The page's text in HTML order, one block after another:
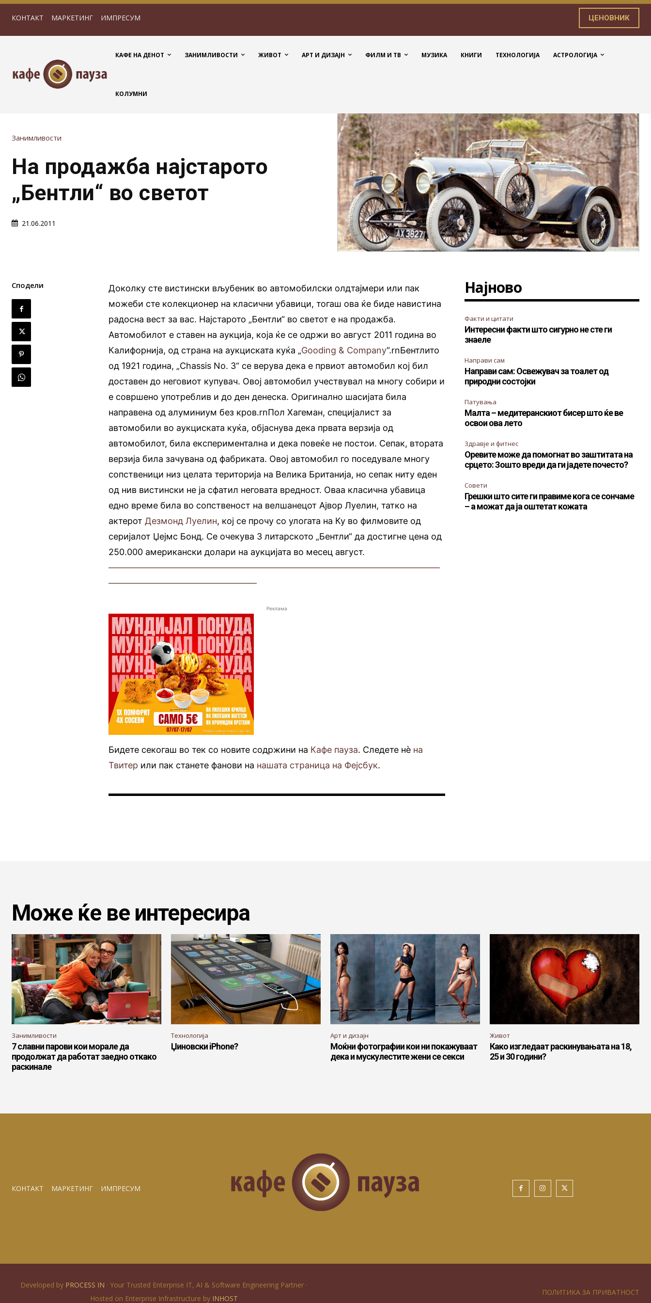
КОНТАКТ МАРКЕТИНГ ИМПРЕСУМ ЦЕНОВНИК
КАФЕ НА ДЕНОТ ЗАНИМЛИВОСТИ ЖИВОТ АРТ И ДИЗАЈН ФИЛМ И ТВ МУЗИКА КНИГИ ТЕХНОЛОГИЈА АСТРОЛОГИЈА
КОЛУМНИ
Занимливости
На продажба најстарото
„Бентли“ во светот
21.06.2011
Сподели
Доколку сте вистински вљубеник во автомобилски олдтајмери или пак
можеби сте колекционер на класични убавици, тогаш ова ќе биде навистина
радосна вест за вас. Најстарото „Бентли“ во светот е на продажба.
Автомобилот е ставен на аукција, која ќе се одржи во август 2011 година во
Калифорнија, од страна на аукциската куќа „Gooding & Company“.rnБентлито
од 1921 година, „Chassis No. 3“ се верува дека е првиот автомобил кој бил
доставен до неговиот купувач. Овој автомобил учествувал на многу собири и
е совршено употреблив и до ден денеска. Оригинално шасијата била
направена од алуминиум без кров.rnПол Хагеман, специјалист за
автомобили во аукциската куќа, објаснува дека првата верзија од
автомобилот, била експериментална и дека повеќе не постои. Сепак, втората
верзија била зачувана од фабриката. Овој автомобил го поседувале многу
сопственици низ целата територија на Велика Британија, но сепак ниту еден
од нив вистински не ја сфатил неговата вредност. Оваа класична убавица
едно време била во сопственост на велшанецот Ајвор Луелин, татко на
актеротДезмонд Луелин, кој се прочу со улогата на Ку во филмовите од
серијалот Џејмс Бонд. Се очекува 3 литарското „Бентли“ да достигне цена од
250.000 американски долари на аукцијата во месец август.
——————————————————————————————————————
—————————————————
Реклама
Бидете секогаш во тек со новите содржини на Кафе пауза. Следете нè на
Твитер или пак станете фанови на нашата страница на Фејсбук.
Најново
Факти и цитати
Интересни факти што сигурно не сте ги
знаеле
Направи сам
Направи сам: Освежувач за тоалет од
природни состојки
Патувања
Малта – медитеранскиот бисер што ќе ве
освои ова лето
Здравје и фитнес
Оревите може да помогнат во заштитата на
срцето: Зошто вреди да ги јадете почесто?
Совети
Грешки што сите ги правиме кога се сончаме
– а можат да ја оштетат кожата
Може ќе ве интересира
Занимливости
7 славни парови кои морале да
продолжат да работат заедно откако
раскинале
Технологија
Џиновски iPhone?
Арт и дизајн
Моќни фотографии кои ни покажуваат
дека и мускулестите жени се секси
Живот
Како изгледаат раскинувањата на 18,
25 и 30 години?
КОНТАКТ МАРКЕТИНГ ИМПРЕСУМ
Developed by PROCESS IN · Your Trusted Enterprise IT, AI & Software Engineering Partner ·
Hosted on Enterprise Infrastructure by INHOST
ПОЛИТИКА ЗА ПРИВАТНОСТ